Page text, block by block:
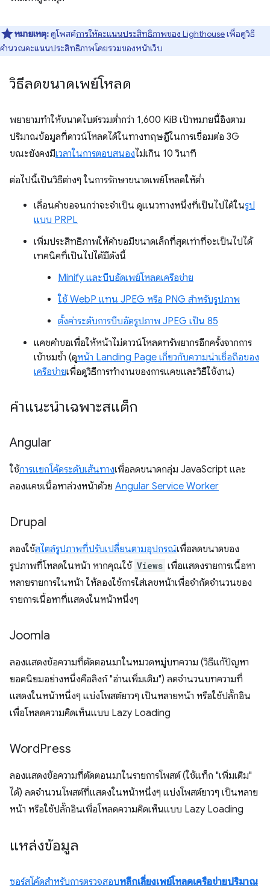
หมายเหตุ:ดูโพสต์การให้คะแนนประสิทธิภาพของ Lighthouseเพื่อดูวิธี
คำนวณคะแนนประสิทธิภาพโดยรวมของหน้าเว็บ
วิธีลดขนาดเพย์โหลด
พยายามทำให้ขนาดไบต์รวมต่ำกว่า 1,600 KiB เป้าหมายนี้อิงตาม
ปริมาณข้อมูลที่ดาวน์โหลดได้ในทางทฤษฎีในการเชื่อมต่อ 3G
ขณะยังคงมีเวลาในการตอบสนองไม่เกิน 10 วินาที
ต่อไปนี้เป็นวิธีต่างๆ ในการรักษาขนาดเพย์โหลดให้ต่ำ
เลื่อนคำขอจนกว่าจะจำเป็น ดูแนวทางหนึ่งที่เป็นไปได้ในรูป
แบบ PRPL
เพิ่มประสิทธิภาพให้คำขอมีขนาดเล็กที่สุดเท่าที่จะเป็นไปได้
เทคนิคที่เป็นไปได้มีดังนี้
Minify และบีบอัดเพย์โหลดเครือข่าย
ใช้ WebP แทน JPEG หรือ PNG สำหรับรูปภาพ
ตั้งค่าระดับการบีบอัดรูปภาพ JPEG เป็น 85
แคชคำขอเพื่อให้หน้าไม่ดาวน์โหลดทรัพยากรอีกครั้งจากการ
เข้าชมซ้ำ (ดูหน้า Landing Page เกี่ยวกับความน่าเชื่อถือของ
เครือข่ายเพื่อดูวิธีการทำงานของการแคชและวิธีใช้งาน)
คำแนะนำเฉพาะสแต็ก
Angular
ใช้การแยกโค้ดระดับเส้นทางเพื่อลดขนาดกลุ่ม JavaScript และ
ลองแคชเนื้อหาล่วงหน้าด้วย Angular Service Worker
Drupal
ลองใช้สไตล์รูปภาพที่ปรับเปลี่ยนตามอุปกรณ์เพื่อลดขนาดของ
รูปภาพที่โหลดในหน้า หากคุณใช้ Views เพื่อแสดงรายการเนื้อหา
หลายรายการในหน้า ให้ลองใช้การใส่เลขหน้าเพื่อจำกัดจำนวนของ
รายการเนื้อหาที่แสดงในหน้าหนึ่งๆ
Joomla
ลองแสดงข้อความที่ตัดตอนมาในหมวดหมู่บทความ (วิธีแก้ปัญหา
ยอดนิยมอย่างหนึ่งคือลิงก์ "อ่านเพิ่มเติม") ลดจำนวนบทความที่
แสดงในหน้าหนึ่งๆ แบ่งโพสต์ยาวๆ เป็นหลายหน้า หรือใช้ปลั๊กอิน
เพื่อโหลดความคิดเห็นแบบ Lazy Loading
WordPress
ลองแสดงข้อความที่ตัดตอนมาในรายการโพสต์ (ใช้แท็ก "เพิ่มเติม"
ได้) ลดจำนวนโพสต์ที่แสดงในหน้าหนึ่งๆ แบ่งโพสต์ยาวๆ เป็นหลาย
หน้า หรือใช้ปลั๊กอินเพื่อโหลดความคิดเห็นแบบ Lazy Loading
แหล่งข้อมูล
ซอร์สโค้ดสําหรับการตรวจสอบหลีกเลี่ยงเพย์โหลดเครือข่ายปริมาณ